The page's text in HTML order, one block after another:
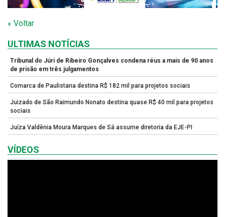
« Voltar
ULTIMAS NOTÍCIAS
Tribunal do Júri de Ribeiro Gonçalves condena réus a mais de 90 anos
de prisão em três julgamentos
Comarca de Paulistana destina R$ 182 mil para projetos sociais
Juizado de São Raimundo Nonato destina quase R$ 40 mil para projetos
sociais
Juíza Valdênia Moura Marques de Sá assume diretoria da EJE-PI
VÍDEOS